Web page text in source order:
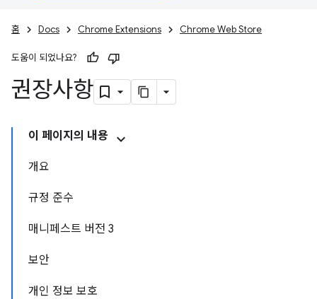
홈 Docs Chrome Extensions Chrome Web Store
도움이 되었나요?
권장사항
이 페이지의 내용
개요
규정 준수
매니페스트 버전 3
보안
개인 정보 보호